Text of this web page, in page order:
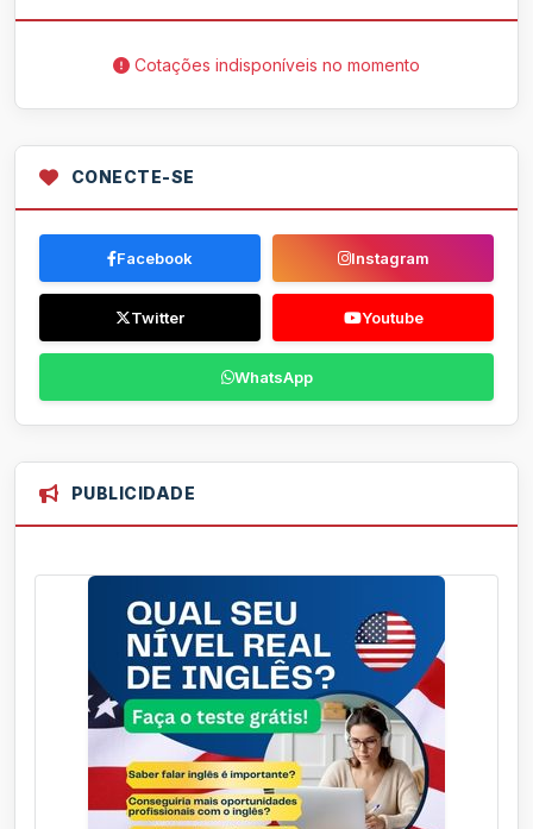
Cotações indisponíveis no momento
CONECTE-SE
Facebook Instagram
Twitter Youtube
WhatsApp
PUBLICIDADE